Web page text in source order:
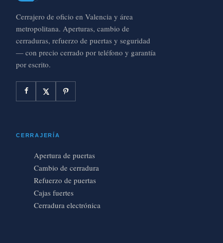
Cerrajero de oficio en Valencia y área
metropolitana. Aperturas, cambio de
cerraduras, refuerzo de puertas y seguridad
— con precio cerrado por teléfono y garantía
por escrito.
CERRAJERÍA
Apertura de puertas
Cambio de cerradura
Refuerzo de puertas
Cajas fuertes
Cerradura electrónica